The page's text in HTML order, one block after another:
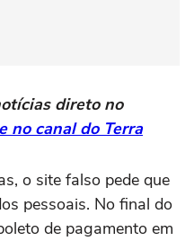
direto no
no canal do Terra
o site falso pede que
pessoais. No final do
de pagamento em